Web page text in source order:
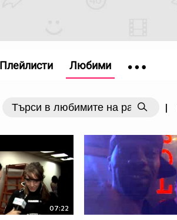
|
07:22
Плейлисти Любими